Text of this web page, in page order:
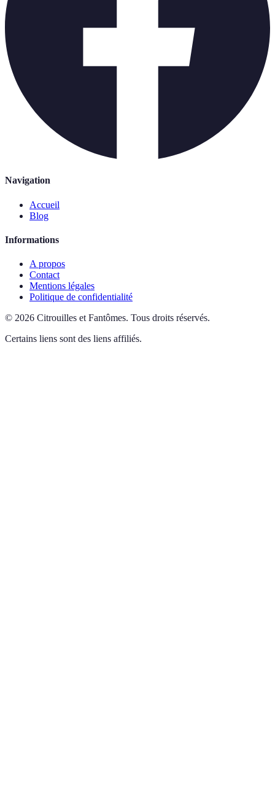
Navigation
Accueil
Blog
Informations
A propos
Contact
Mentions légales
Politique de confidentialité
© 2026 Citrouilles et Fantômes. Tous droits réservés.
Certains liens sont des liens affiliés.